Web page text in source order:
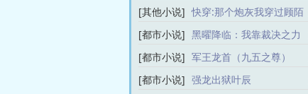
杀疯了
[其他小说] 快穿:那个炮灰我穿过顾陌
欧司承
[都市小说] 黑曜降临：我靠裁决之力
主宰异变
[都市小说] 军王龙首（九五之尊）
[都市小说] 强龙出狱叶辰